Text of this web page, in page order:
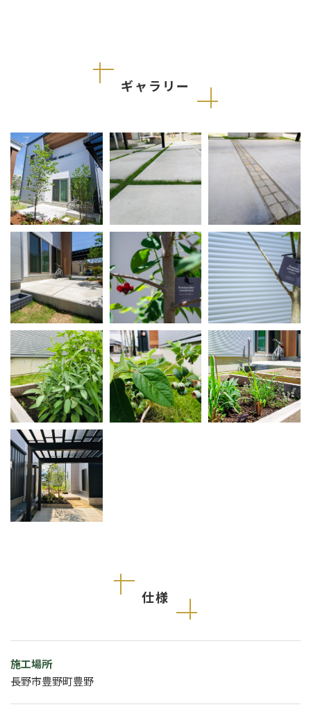
ギャラリー
仕様
施工場所
長野市豊野町豊野